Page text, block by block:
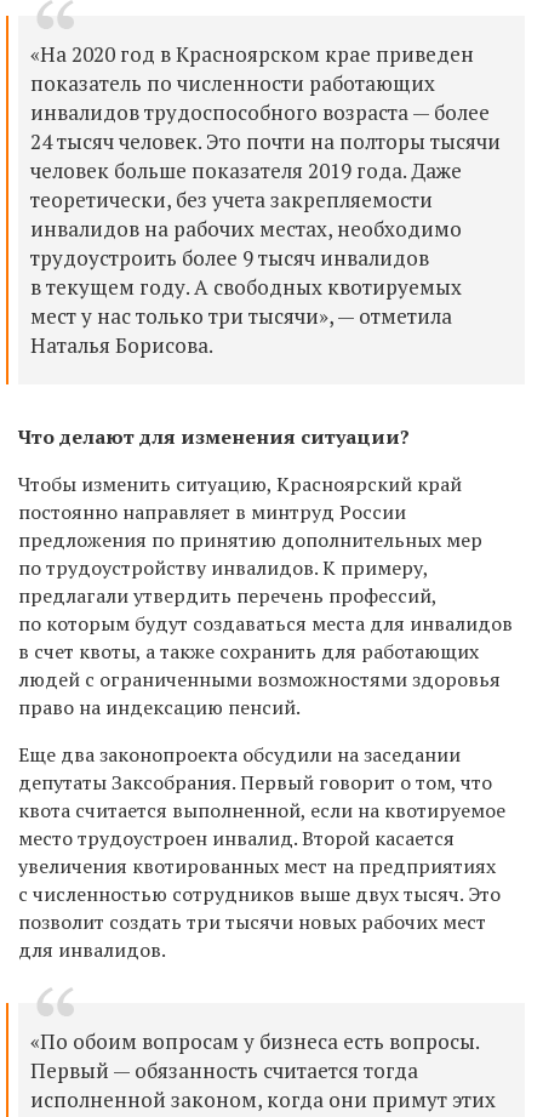
«На 2020 год в Красноярском крае приведен
показатель по численности работающих
инвалидов трудоспособного возраста — более
24 тысяч человек. Это почти на полторы тысячи
человек больше показателя 2019 года. Даже
теоретически, без учета закрепляемости
инвалидов на рабочих местах, необходимо
трудоустроить более 9 тысяч инвалидов
в текущем году. А свободных квотируемых
мест у нас только три тысячи», — отметила
Наталья Борисова.
Что делают для изменения ситуации?
Чтобы изменить ситуацию, Красноярский край
постоянно направляет в минтруд России
предложения по принятию дополнительных мер
по трудоустройству инвалидов. К примеру,
предлагали утвердить перечень профессий,
по которым будут создаваться места для инвалидов
в счет квоты, а также сохранить для работающих
людей с ограниченными возможностями здоровья
право на индексацию пенсий.
Еще два законопроекта обсудили на заседании
депутаты Заксобрания. Первый говорит о том, что
квота считается выполненной, если на квотируемое
место трудоустроен инвалид.Второй касается
увеличения квотированных мест на предприятиях
с численностью сотрудников выше двух тысяч. Это
позволит создать три тысячи новых рабочих мест
для инвалидов.
«По обоим вопросам у бизнеса есть вопросы.
Первый — обязанность считается тогда
исполненной законом, когда они примут этих